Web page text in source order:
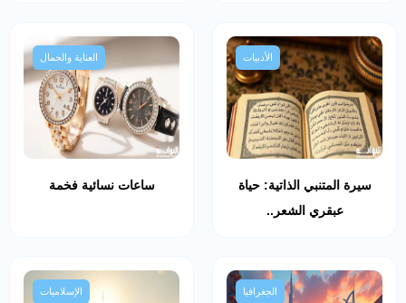
الأدبيات
سيرة المتنبي الذاتية: حياة
عبقري الشعر..
العناية والجمال
ساعات نسائية فخمة
الجغرافيا الإسلاميات